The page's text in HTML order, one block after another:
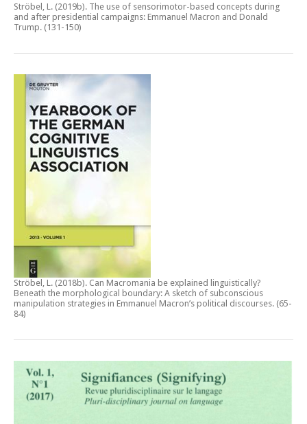
Ströbel, L. (2019b). The use of sensorimotor-based concepts during
and after presidential campaigns: Emmanuel Macron and Donald
Trump. (131-150)
Ströbel, L. (2018b). Can Macromania be explained linguistically?
Beneath the morphological boundary: A sketch of subconscious
manipulation strategies in Emmanuel Macron’s political discourses. (65-
84)